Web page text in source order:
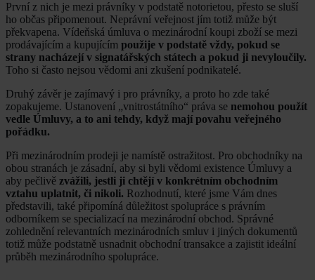
První z nich je mezi právníky v podstatě notorietou, přesto se sluší
ho občas připomenout. Neprávní veřejnost jím totiž může být
překvapena. Vídeňská úmluva o mezinárodní koupi zboží se mezi
prodávajícím a kupujícím použije v podstatě vždy, pokud se
strany nacházejí v signatářských státech a pokud ji nevyloučily.
Toho si často nejsou vědomi ani zkušení podnikatelé.
Druhý závěr je zajímavý i pro právníky, a proto ho zde také
zopakujeme. Ustanovení „vnitrostátního“ práva se nemohou použít
vedle Úmluvy, a to ani tehdy, když mají povahu veřejného
pořádku.
Při mezinárodním prodeji je namístě ostražitost. Pro obchodníky na
obou stranách je zásadní, aby si byli vědomi existence Úmluvy a
aby pečlivě zvážili, jestli ji chtějí v konkrétním obchodním
vztahu uplatnit, či nikoli. Rozhodnutí, které jsme Vám dnes
představili, také připomíná důležitost spolupráce s právním
odborníkem se specializací na mezinárodní obchod. Správné
zohlednění relevantních mezinárodních smluv i jiných dokumentů
totiž může podstatně usnadnit obchodní transakce a zajistit ideální
průběh mezinárodního spolupráce.